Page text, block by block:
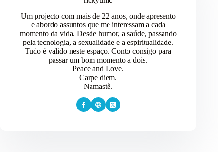
Um projecto com mais de 22 anos, onde apresento
e abordo assuntos que me interessam a cada
momento da vida. Desde humor, a saúde, passando
pela tecnologia, a sexualidade e a espiritualidade.
Tudo é válido neste espaço. Conto consigo para
passar um bom momento a dois.
Peace and Love.
Carpe diem.
Namastê.